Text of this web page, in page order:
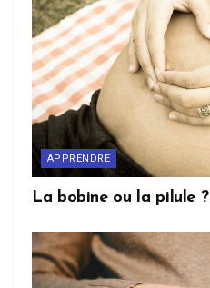
APPRENDRE
La bobine ou la pilule ?